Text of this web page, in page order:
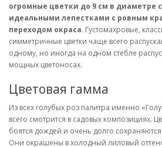
огромные цветки до 9 см в диаметре
идеальными лепестками с ровным
переходом окраса. Густомахровые,
симметричные цветки чаще всего
одному, но иногда на одном стебле
мощных цветоносах.
Цветовая гамма
Из всех голубых роз палитра именно
всего смотрится в садовых композициях.
боятся дождей и очень долго сохраняются
Они окрашены в холодный лиловый